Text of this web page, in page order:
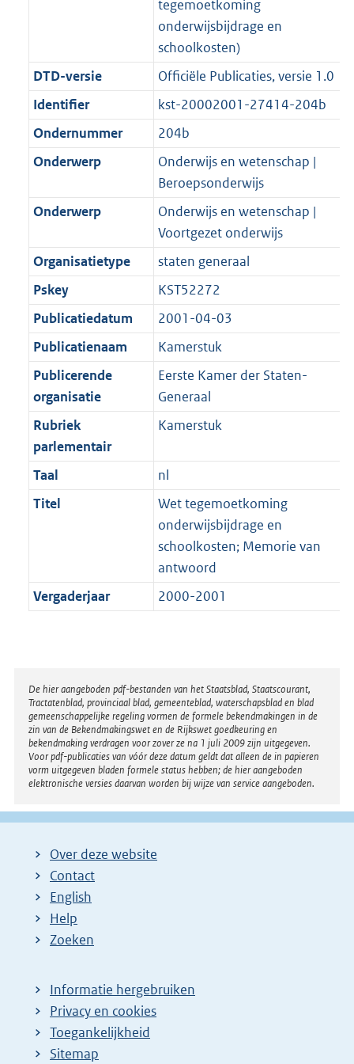
b K
b
tegemoetkoming
onderwijsbijdrage en
schoolkosten)
DTD-versie
Officiële Publicaties, versie 1.0
Identifier
kst-20002001-27414-204b
Ondernummer
204b
Onderwerp
Onderwijs en wetenschap |
Beroepsonderwijs
Onderwerp
Onderwijs en wetenschap |
Voortgezet onderwijs
Organisatietype
staten generaal
Pskey
KST52272
Publicatiedatum
2001-04-03
Publicatienaam
Kamerstuk
Publicerende
organisatie
Eerste Kamer der Staten-
Generaal
Rubriek
parlementair
Kamerstuk
Taal
nl
Titel
Wet tegemoetkoming
onderwijsbijdrage en
schoolkosten; Memorie van
antwoord
Vergaderjaar
2000-2001
Disclaimer
De hier aangeboden pdf-bestanden van het Staatsblad, Staatscourant,
Tractatenblad, provinciaal blad, gemeenteblad, waterschapsblad en blad
gemeenschappelijke regeling vormen de formele bekendmakingen in de
zin van de Bekendmakingswet en de Rijkswet goedkeuring en
bekendmaking verdragen voor zover ze na 1 juli 2009 zijn uitgegeven.
Voor pdf-publicaties van vóór deze datum geldt dat alleen de in papieren
vorm uitgegeven bladen formele status hebben; de hier aangeboden
elektronische versies daarvan worden bij wijze van service aangeboden.
Over deze website
Contact
English
Help
Zoeken
Informatie hergebruiken
Privacy en cookies
Toegankelijkheid
Sitemap